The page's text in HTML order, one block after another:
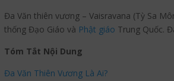
Đa Văn thiên vương – Vaisravana (Tỳ Sa
thống Đạo Giáo và Phật giáo Trung Quốc.
Tóm Tắt Nội Dung
Đa Văn Thiên Vương Là Ai?